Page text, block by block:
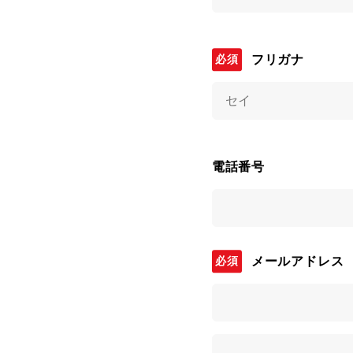
フリガナ
電話番号
メールアドレス